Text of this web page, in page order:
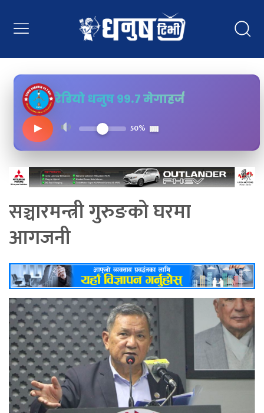
रेडियो धनुष ९९.७ मेगाहर्ज
▶
50%
सञ्चारमन्त्री गुरुङको घरमा
आगजनी